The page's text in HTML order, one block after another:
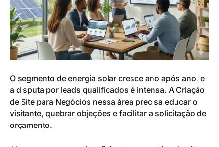
O segmento de energia solar cresce ano após ano, e
a disputa por leads qualificados é intensa. A Criação
de Site para Negócios nessa área precisa educar o
visitante, quebrar objeções e facilitar a solicitação de
orçamento.